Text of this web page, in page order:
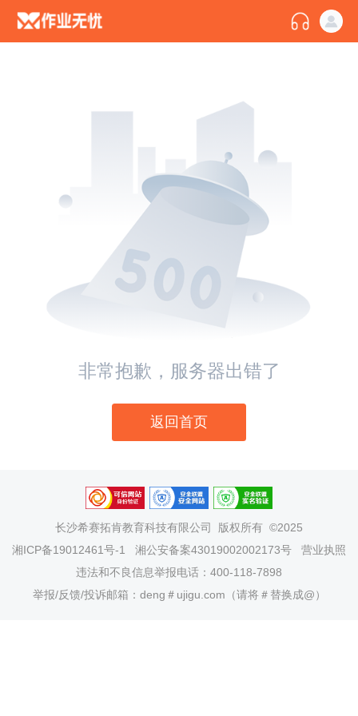
非常抱歉，服务器出错了
返回首页
长沙希赛拓肯教育科技有限公司
版权所有 ©2025
湘ICP备19012461号-1
湘公安备案43019002002173号
营业执照
违法和不良信息举报电话：400-118-7898
举报/反馈/投诉邮箱：deng＃ujigu.com（请将＃替换成@）